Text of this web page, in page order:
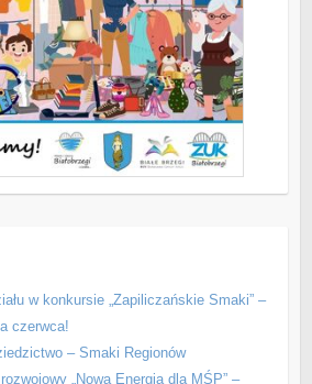
w konkursie „Zapiliczańskie Smaki” –
czerwca!
– Smaki Regionów
„Nowa Energia dla MŚP” –